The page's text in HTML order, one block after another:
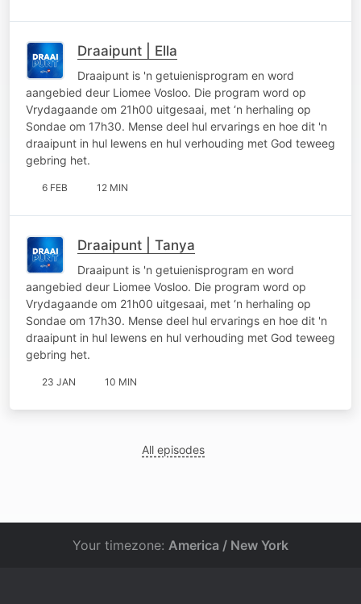
Draaipunt | Ella
Draaipunt is 'n getuienisprogram en word
aangebied deur Liomee Vosloo. Die program word op
Vrydagaande om 21h00 uitgesaai, met ‘n herhaling op
Sondae om 17h30. Mense deel hul ervarings en hoe dit 'n
draaipunt in hul lewens en hul verhouding met God teweeg
gebring het.
6 FEB 12 MIN
Draaipunt | Tanya
Draaipunt is 'n getuienisprogram en word
aangebied deur Liomee Vosloo. Die program word op
Vrydagaande om 21h00 uitgesaai, met ‘n herhaling op
Sondae om 17h30. Mense deel hul ervarings en hoe dit 'n
draaipunt in hul lewens en hul verhouding met God teweeg
gebring het.
23 JAN 10 MIN
All episodes
Your timezone: America / New York